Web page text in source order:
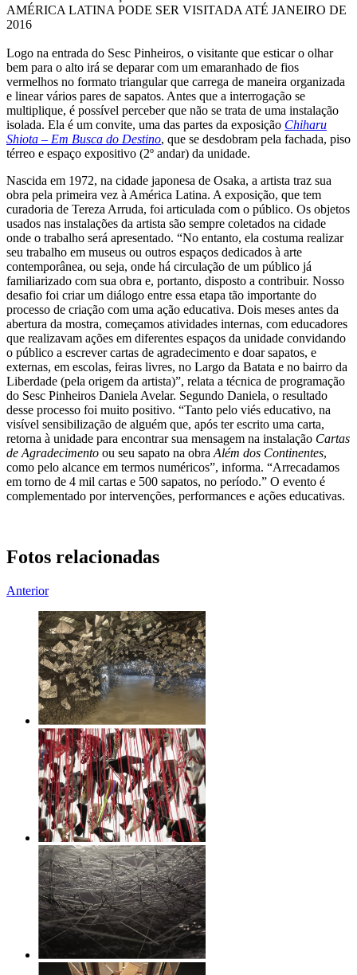
AMÉRICA LATINA PODE SER VISITADA ATÉ JANEIRO DE
2016
Logo na entrada do Sesc Pinheiros, o visitante que esticar o olhar
bem para o alto irá se deparar com um emaranhado de fios
vermelhos no formato triangular que carrega de maneira organizada
e linear vários pares de sapatos. Antes que a interrogação se
multiplique, é possível perceber que não se trata de uma instalação
isolada. Ela é um convite, uma das partes da exposição Chiharu
Shiota – Em Busca do Destino, que se desdobram pela fachada, piso
térreo e espaço expositivo (2º andar) da unidade.
Nascida em 1972, na cidade japonesa de Osaka, a artista traz sua
obra pela primeira vez à América Latina. A exposição, que tem
curadoria de Tereza Arruda, foi articulada com o público. Os objetos
usados nas instalações da artista são sempre coletados na cidade
onde o trabalho será apresentado. “No entanto, ela costuma realizar
seu trabalho em museus ou outros espaços dedicados à arte
contemporânea, ou seja, onde há circulação de um público já
familiarizado com sua obra e, portanto, disposto a contribuir. Nosso
desafio foi criar um diálogo entre essa etapa tão importante do
processo de criação com uma ação educativa. Dois meses antes da
abertura da mostra, começamos atividades internas, com educadores
que realizavam ações em diferentes espaços da unidade convidando
o público a escrever cartas de agradecimento e doar sapatos, e
externas, em escolas, feiras livres, no Largo da Batata e no bairro da
Liberdade (pela origem da artista)”, relata a técnica de programação
do Sesc Pinheiros Daniela Avelar. Segundo Daniela, o resultado
desse processo foi muito positivo. “Tanto pelo viés educativo, na
visível sensibilização de alguém que, após ter escrito uma carta,
retorna à unidade para encontrar sua mensagem na instalação Cartas
de Agradecimento ou seu sapato na obra Além dos Continentes,
como pelo alcance em termos numéricos”, informa. “Arrecadamos
em torno de 4 mil cartas e 500 sapatos, no período.” O evento é
complementado por intervenções, performances e ações educativas.
Fotos relacionadas
Anterior